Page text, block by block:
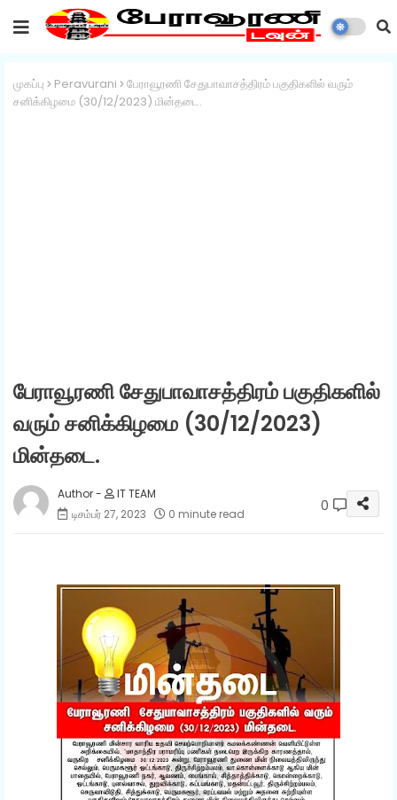
முகப்பு Peravurani
பேராவூரணி சேதுபாவாசத்திரம் பகுதிகளில் வரும்
சனிக்கிழமை (30/12/2023) மின்தடை.
பேராவூரணி சேதுபாவாசத்திரம் பகுதிகளில்
வரும் சனிக்கிழமை (30/12/2023)
மின்தடை.
IT TEAM
டிசம்பர் 27, 2023
0 minute read 0